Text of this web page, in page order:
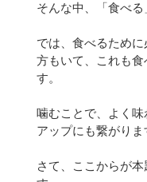
そんな中、「食べ
では、食べるため
方もいて、これも
す。
噛むことで、よく
アップにも繋がりま
さて、ここからが